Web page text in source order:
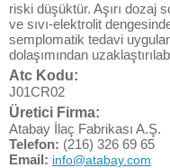
riski düşüktür. Aşırı dozaj
ve sıvı-elektrolit
semplomatik tedavi
dolaşımından
Atc Kodu:
J01CR02
Üretici Firma:
Atabay İlaç Fabrikası A.Ş.
Telefon: (216) 326 69 65
Email: info@atabay.com